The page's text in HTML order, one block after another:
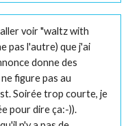
voir "waltz with
pas l'autre) que j'ai
donne des
figure pas au
Soirée trop courte, je
pour dire ça:-)).